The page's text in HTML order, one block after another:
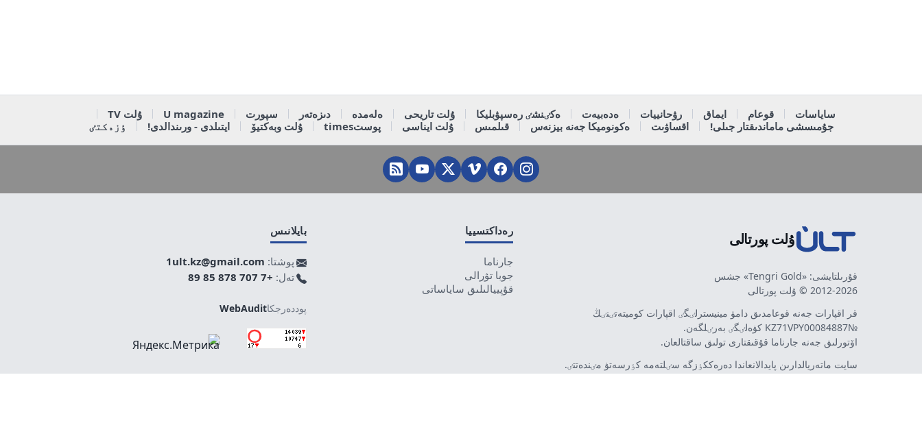
ساياسات قوعام ايماق رۋحانييات ەدەبيەت ەكٸنشٸ رەسپۋبليكا ۇلت تاريحى ەلەمدە دىزەتەر سپورت U magazine
ۇلت TV
جۇمىسشى ماماندىقتار جىلى!
اقساۋىت ەكونوميكا جەنە بيزنەس قىلمىس ۇلت ايناسى پوستtimes ۇلت وبەكتيۆ ايتىلدى - ورىندالدى! ٶزەكتٸ
ۇلت پورتالى
قۇرىلتايشى: «Tengri Gold» جشس
2012-2026 © ۇلت پورتالى
قر اقپارات جەنە قوعامدىق دامۋ مينيسترلٸگٸ اقپارات كوميتەتٸنٸڭ
№KZ71VPY00084887 كۋەلٸگٸ بەرٸلگەن.
اۆتورلىق جەنە جارناما قۇقىقتارى تولىق ساقتالعان.
سايت ماتەريالدارىن پايدالانعاندا دەرەككٶزگە سٸلتەمە كٶرسەتۋ مٸندەتتٸ.
رەداكتسييا
جارناما
جوبا تۋرالى
قۇپييالىلىق ساياساتى
بايلانىس
پوشتا: 1ult.kz@gmail.com
تەل: +7 707 878 85 89
پوددەرجكاWebAudit